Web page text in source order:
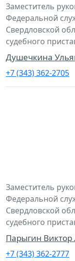
Заместитель
Федеральной
Свердловской
судебного
Душечкина
+7 (343) 362-2705
Заместитель
Федеральной
Свердловской
судебного
Парыгин
+7 (343) 362-2777